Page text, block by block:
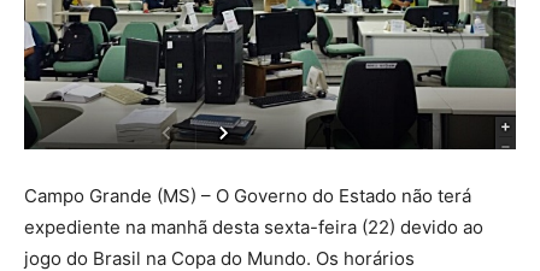
Campo Grande (MS) – O Governo do Estado não terá
expediente na manhã desta sexta-feira (22) devido ao
jogo do Brasil na Copa do Mundo. Os horários